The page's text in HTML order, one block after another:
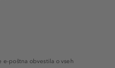
e-poštna obvestila o vseh